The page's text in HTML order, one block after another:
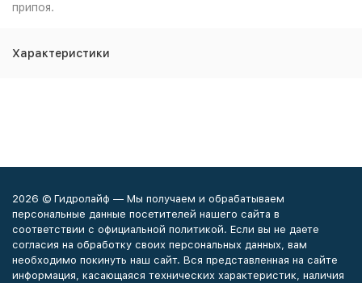
припоя.
Характеристики
2026 © Гидролайф — Мы получаем и обрабатываем
персональные данные посетителей нашего сайта в
соответствии с официальной политикой. Если вы не даете
согласия на обработку своих персональных данных, вам
необходимо покинуть наш сайт. Вся представленная на сайте
информация, касающаяся технических характеристик, наличия